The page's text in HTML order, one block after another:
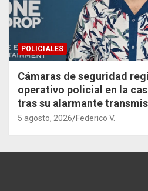
POLICIALES
Cámaras de seguridad
operativo policial en la
tras su alarmante
5 agosto, 2026 Federico V.